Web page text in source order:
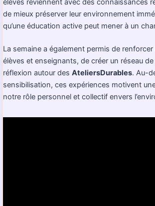
élèves reviennent avec des connaissances
de mieux préserver leur environnement
qu’une éducation active peut mener à un
La semaine a également permis de
élèves et enseignants, de créer un réseau
réflexion autour des AteliersDurables. Au-
sensibilisation, ces expériences motivent
notre rôle personnel et collectif envers